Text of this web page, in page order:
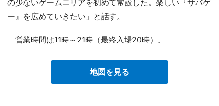
の少ないゲームエリアを初めて常設した。楽しい『サバゲ
ー』を広めていきたい」と話す。
営業時間は11時～21時（最終入場20時）。
地図を見る